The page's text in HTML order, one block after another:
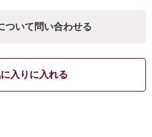
ついて問い合わせる
入りに入れる